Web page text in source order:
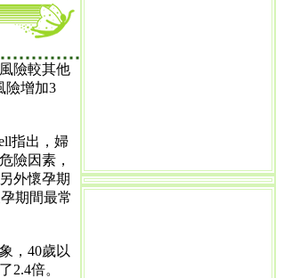
險較其他
險增加3
指出，婦
險因素，
外懷孕期
期間最常
，40歲以
2.4倍。